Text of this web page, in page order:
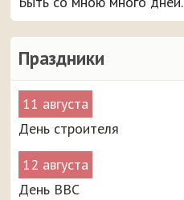
Праздники
11 августа
День строителя
12 августа
День ВВС